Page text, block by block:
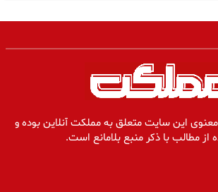
این سایت متعلق به مملکت آنلاین بوده و
از مطالب با ذکر منبع بلامانع است.